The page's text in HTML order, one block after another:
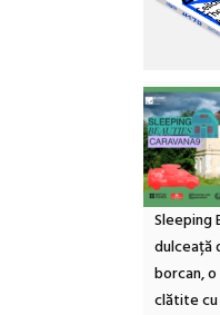
Sleeping
dulceață
borcan,
clătite cu